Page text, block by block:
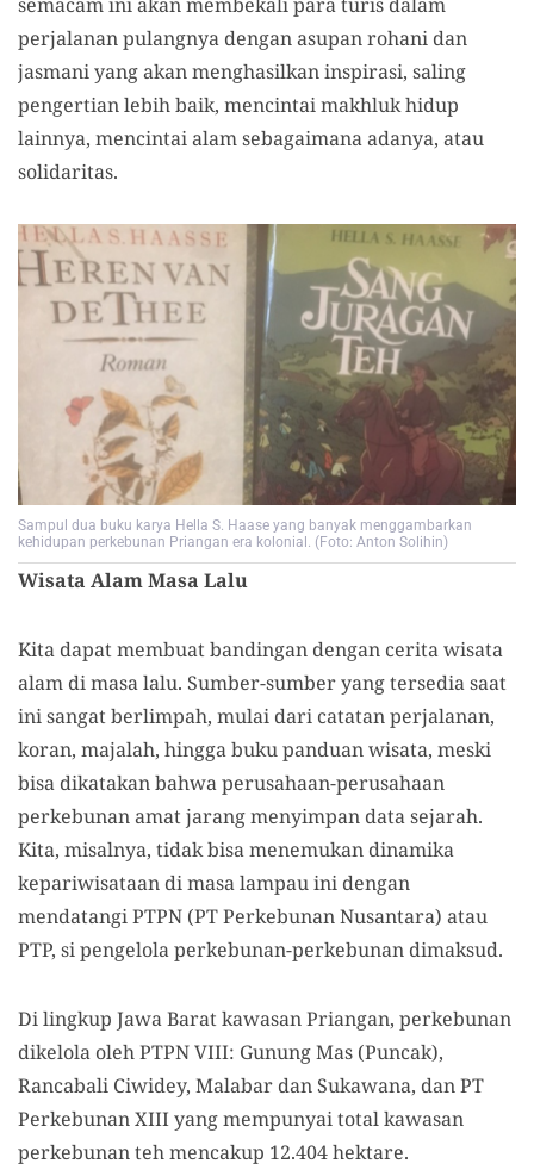
perjalanan pulangnya dengan asupan rohani dan
jasmani yang akan menghasilkan inspirasi, saling
pengertian lebih baik, mencintai makhluk hidup
lainnya, mencintai alam sebagaimana adanya, atau
solidaritas.
Sampul dua buku karya Hella S. Haase yang banyak menggambarkan
kehidupan perkebunan Priangan era kolonial. (Foto: Anton Solihin)
Wisata Alam Masa Lalu
Kita dapat membuat bandingan dengan cerita wisata
alam di masa lalu. Sumber-sumber yang tersedia saat
ini sangat berlimpah, mulai dari catatan perjalanan,
koran, majalah, hingga buku panduan wisata, meski
bisa dikatakan bahwa perusahaan-perusahaan
perkebunan amat jarang menyimpan data sejarah.
Kita, misalnya, tidak bisa menemukan dinamika
kepariwisataan di masa lampau ini dengan
mendatangi PTPN (PT Perkebunan Nusantara) atau
PTP, si pengelola perkebunan-perkebunan dimaksud.
Di lingkup Jawa Barat kawasan Priangan, perkebunan
dikelola oleh PTPN VIII: Gunung Mas (Puncak),
Rancabali Ciwidey, Malabar dan Sukawana, dan PT
Perkebunan XIII yang mempunyai total kawasan
perkebunan teh mencakup 12.404 hektare.